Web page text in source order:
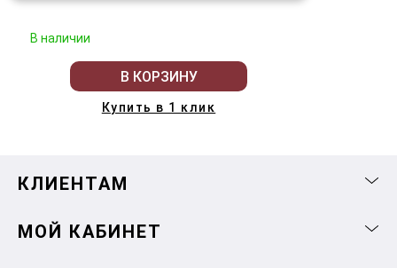
В наличии
В КОРЗИНУ
Купить в 1 клик
КЛИЕНТАМ
МОЙ КАБИНЕТ